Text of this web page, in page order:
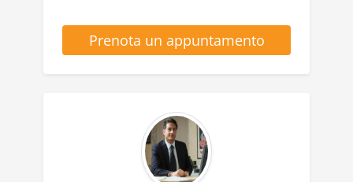
Prenota un appuntamento